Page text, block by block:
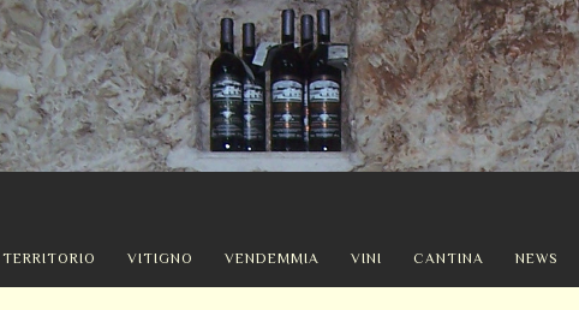
TERRITORIO VITIGNO VENDEMMIA VINI CANTINA NEWS